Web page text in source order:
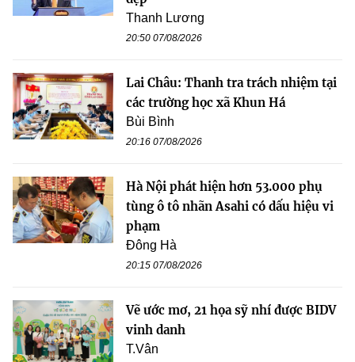
Thanh Lương
20:50 07/08/2026
Lai Châu: Thanh tra trách nhiệm tại
các trường học xã Khun Há
Bùi Bình
20:16 07/08/2026
Hà Nội phát hiện hơn 53.000 phụ
tùng ô tô nhãn Asahi có dấu hiệu vi
phạm
Đông Hà
20:15 07/08/2026
Vẽ ước mơ, 21 họa sỹ nhí được BIDV
vinh danh
T.Vân